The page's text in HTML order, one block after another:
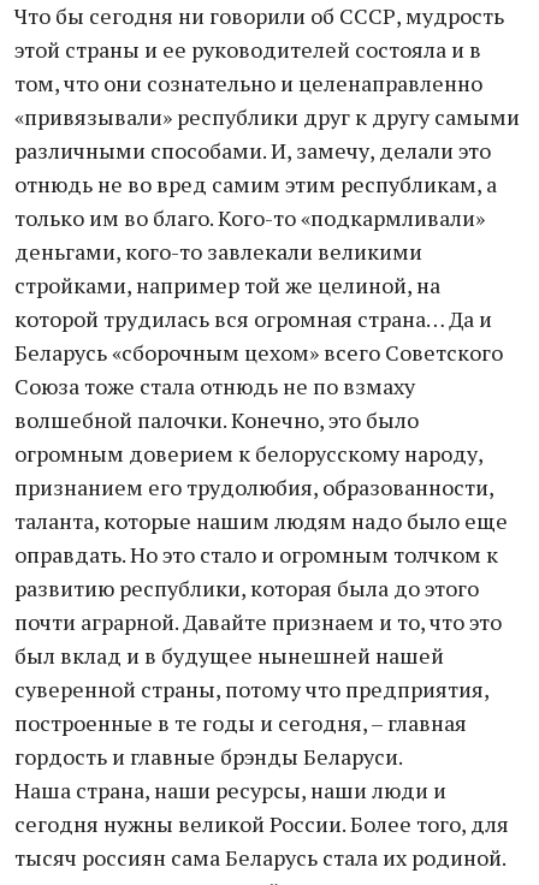
Что бы сегодня ни говорили об СССР, мудрость
этой страны и ее руководителей состояла и в
том, что они сознательно и целенаправленно
«привязывали» республики друг к другу самыми
различными способами. И, замечу, делали это
отнюдь не во вред самим этим республикам, а
только им во благо. Кого-то «подкармливали»
деньгами, кого-то завлекали великими
стройками, например той же целиной, на
которой трудилась вся огромная страна… Да и
Беларусь «сборочным цехом» всего Советского
Союза тоже стала отнюдь не по взмаху
волшебной палочки. Конечно, это было
огромным доверием к белорусскому народу,
признанием его трудолюбия, образованности,
таланта, которые нашим людям надо было еще
оправдать. Но это стало и огромным толчком к
развитию республики, которая была до этого
почти аграрной. Давайте признаем и то, что это
был вклад и в будущее нынешней нашей
суверенной страны, потому что предприятия,
построенные в те годы и сегодня, – главная
гордость и главные брэнды Беларуси.
Наша страна, наши ресурсы, наши люди и
сегодня нужны великой России. Более того, для
тысяч россиян сама Беларусь стала их родиной.